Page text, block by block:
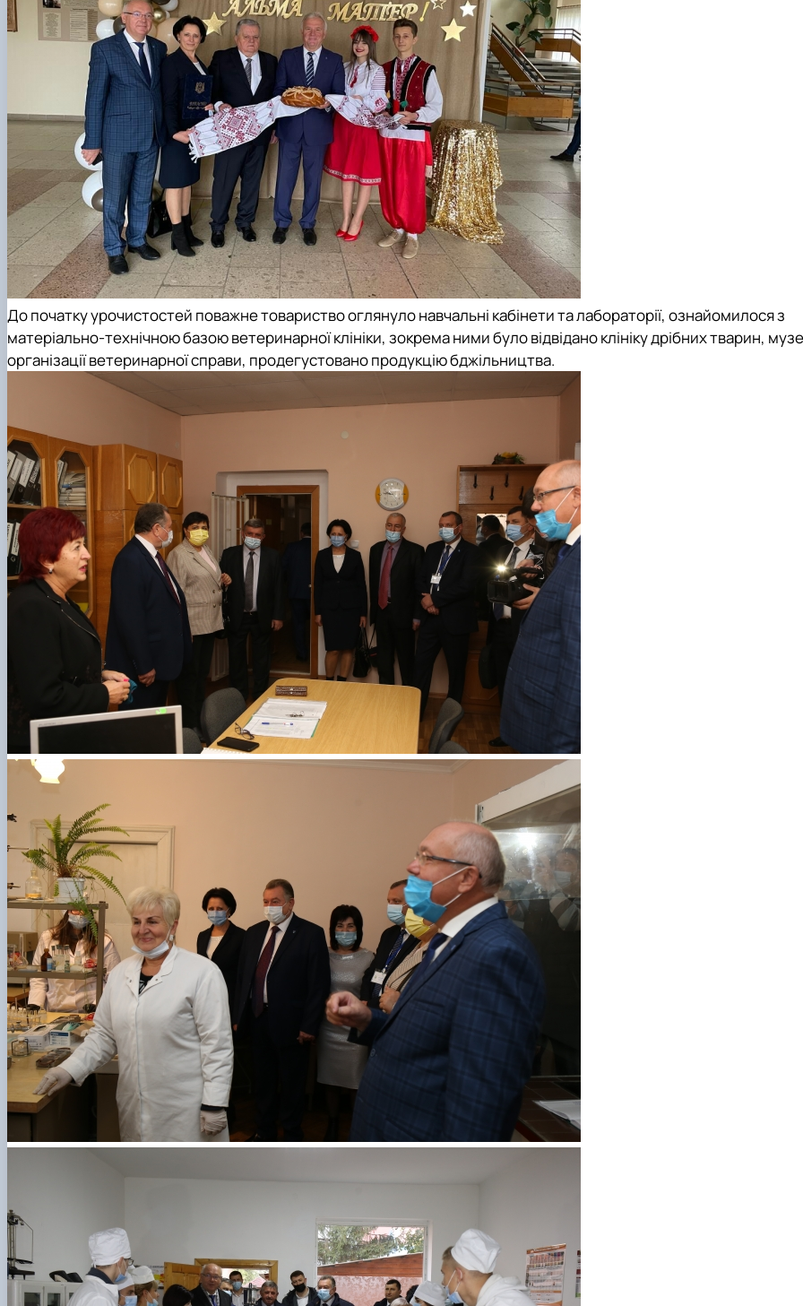
До початку урочистостей поважне товариство оглянуло навчальні кабінети та лабораторії, ознайомилося з
матеріально-технічною базою ветеринарної клініки, зокрема ними було відвідано клініку дрібних тварин,
організації ветеринарної справи, продегустовано продукцію бджільництва.